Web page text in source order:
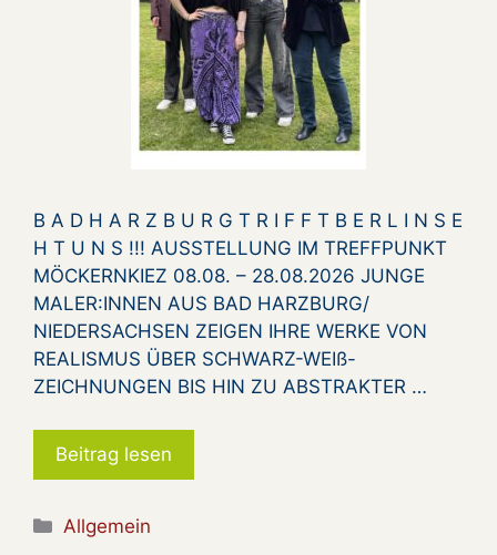
B A D H A R Z B U R G T R I F F T B E R L I N S E
H T U N S !!! AUSSTELLUNG IM TREFFPUNKT
MÖCKERNKIEZ 08.08. – 28.08.2026 JUNGE
MALER:INNEN AUS BAD HARZBURG/
NIEDERSACHSEN ZEIGEN IHRE WERKE VON
REALISMUS ÜBER SCHWARZ-WEIß-
ZEICHNUNGEN BIS HIN ZU ABSTRAKTER …
Beitrag lesen
Kategorien
Allgemein